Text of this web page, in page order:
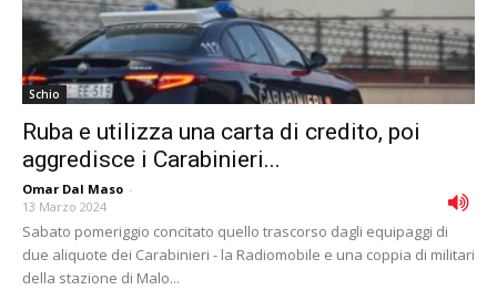
Schio
Ruba e utilizza una carta di credito, poi
aggredisce i Carabinieri...
Omar Dal Maso -
13 Marzo 2024
Sabato pomeriggio concitato quello trascorso dagli equipaggi di
due aliquote dei Carabinieri - la Radiomobile e una coppia di militari
della stazione di Malo...